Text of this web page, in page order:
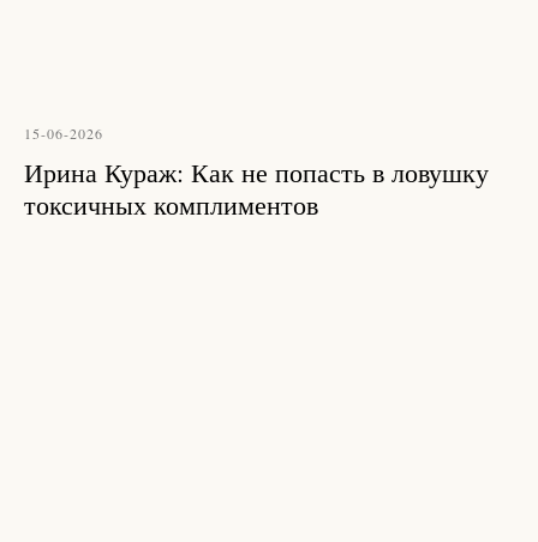
15-06-2026
Ирина Кураж: Как не попасть в ловушку
токсичных комплиментов